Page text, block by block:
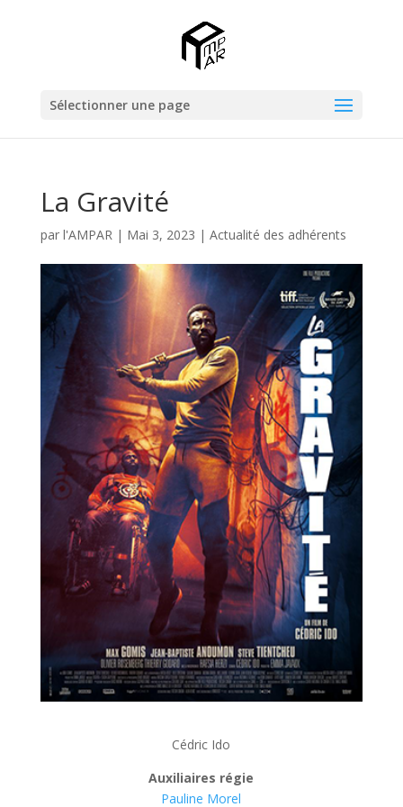
Sélectionner une page
La Gravité
par l'AMPAR| Mai 3, 2023 | Actualité des adhérents
Cédric Ido
Auxiliaires régie
Pauline Morel